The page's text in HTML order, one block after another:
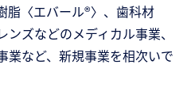
脂〈エバール®〉、歯科材
ズなどのメディカル事業、
業など、新規事業を相次いで